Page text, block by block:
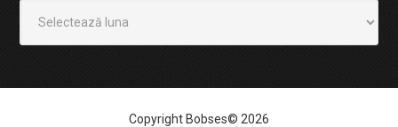
Copyright Bobses© 2026